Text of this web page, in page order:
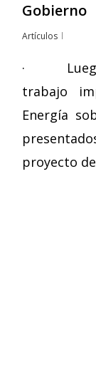
Gobierno
Artículos
· Luego
trabajo
Energía
proyecto